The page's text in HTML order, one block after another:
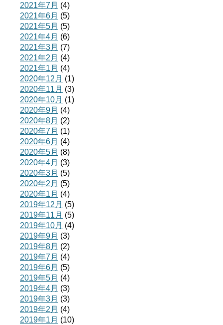
2021年7月 (4)
2021年6月 (5)
2021年5月 (5)
2021年4月 (6)
2021年3月 (7)
2021年2月 (4)
2021年1月 (4)
2020年12月 (1)
2020年11月 (3)
2020年10月 (1)
2020年9月 (4)
2020年8月 (2)
2020年7月 (1)
2020年6月 (4)
2020年5月 (8)
2020年4月 (3)
2020年3月 (5)
2020年2月 (5)
2020年1月 (4)
2019年12月 (5)
2019年11月 (5)
2019年10月 (4)
2019年9月 (3)
2019年8月 (2)
2019年7月 (4)
2019年6月 (5)
2019年5月 (4)
2019年4月 (3)
2019年3月 (3)
2019年2月 (4)
2019年1月 (10)